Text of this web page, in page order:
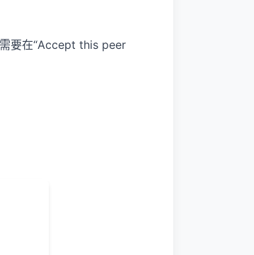
要在“Accept this peer